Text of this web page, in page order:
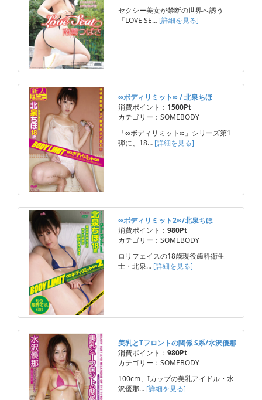
セクシー美女が禁断の世界へ誘う
「LOVE SE… [詳細を見る]
∞ボディリミット∞ / 北泉ちほ
消費ポイント： 1500Pt
カテゴリー：SOMEBODY
「∞ボディリミット∞」シリーズ第1
弾に、18… [詳細を見る]
∞ボディリミット2∞/北泉ちほ
消費ポイント： 980Pt
カテゴリー：SOMEBODY
ロリフェイスの18歳現役歯科衛生
士・北泉… [詳細を見る]
美乳とTフロントの関係 S系/水沢優那
消費ポイント： 980Pt
カテゴリー：SOMEBODY
100cm、Iカップの美乳アイドル・水
沢優那… [詳細を見る]